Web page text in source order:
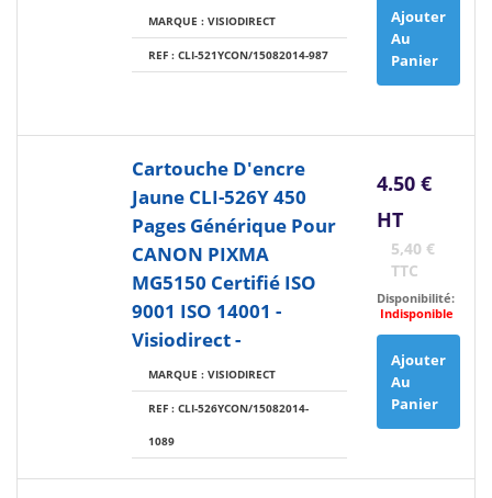
MARQUE : VISIODIRECT
REF : CLI-521YCON/15082014-987
Ajouter
Au
Panier
Cartouche D'encre
Jaune CLI-526Y 450
Pages Générique Pour
CANON PIXMA
MG5150 Certifié ISO
9001 ISO 14001 -
Visiodirect -
MARQUE : VISIODIRECT
REF : CLI-526YCON/15082014-
1089
4.50 €
HT
5,40 €
TTC
Disponibilité:
Indisponible
Ajouter
Au
Panier